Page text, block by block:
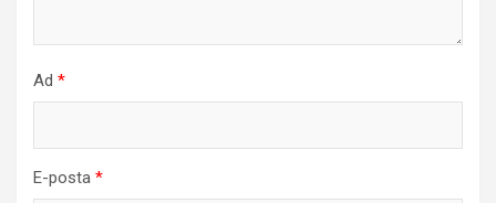
Ad *
E-posta *